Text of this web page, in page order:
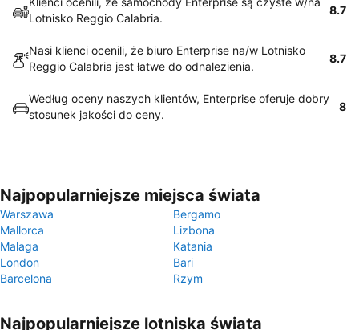
Lotnisko Reggio Calabria.
8.7
Nasi klienci ocenili, że biuro Enterprise na/w Lotnisko
Reggio Calabria jest łatwe do odnalezienia.
8.7
Według oceny naszych klientów, Enterprise oferuje dobry
stosunek jakości do ceny.
8
Najpopularniejsze miejsca świata
Warszawa
Bergamo
Mallorca
Lizbona
Malaga
Katania
London
Bari
Barcelona
Rzym
Najpopularniejsze lotniska świata